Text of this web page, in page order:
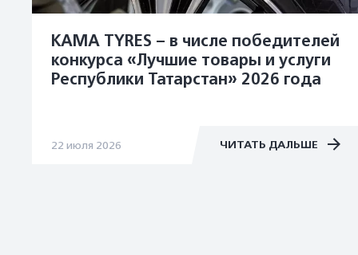
KAMA TYRES – в числе победителей
конкурса «Лучшие товары и услуги
Республики Татарстан» 2026 года
22 июля 2026 ЧИТАТЬ ДАЛЬШЕ